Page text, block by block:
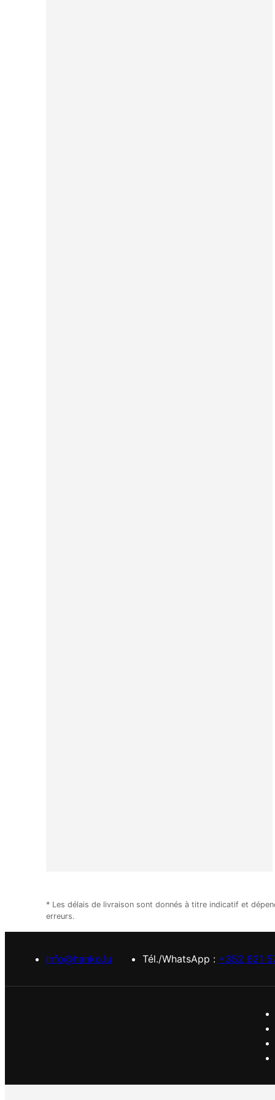
* Les délais de livraison sont donnés à titre indicatif et
erreurs.
info@hanko.lu Tél./WhatsApp : +352 621